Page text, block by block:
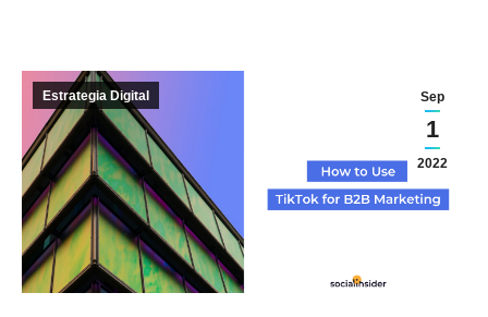
Sep
1
2022
Estrategia Digital